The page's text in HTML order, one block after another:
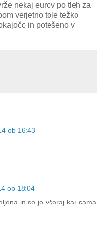
nekaj eurov po tleh za
verjetno tole težko
in potešeno v
ob 16:43
ob 18:04
in se je včeraj kar sama